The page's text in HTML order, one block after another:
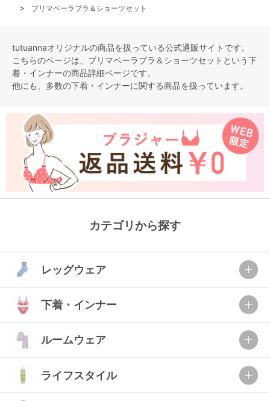
ブリマベーラブラ＆ショーツセット
tutuannaオリジナルの商品を扱っている公式通販サイトです。
こちらのページは、ブリマベーラブラ＆ショーツセットという下
着・インナーの商品詳細ページです。
他にも、多数の下着・インナーに関する商品を扱っています。
カテゴリから探す
レッグウェア
下着・インナー
ルームウェア
ライフスタイル